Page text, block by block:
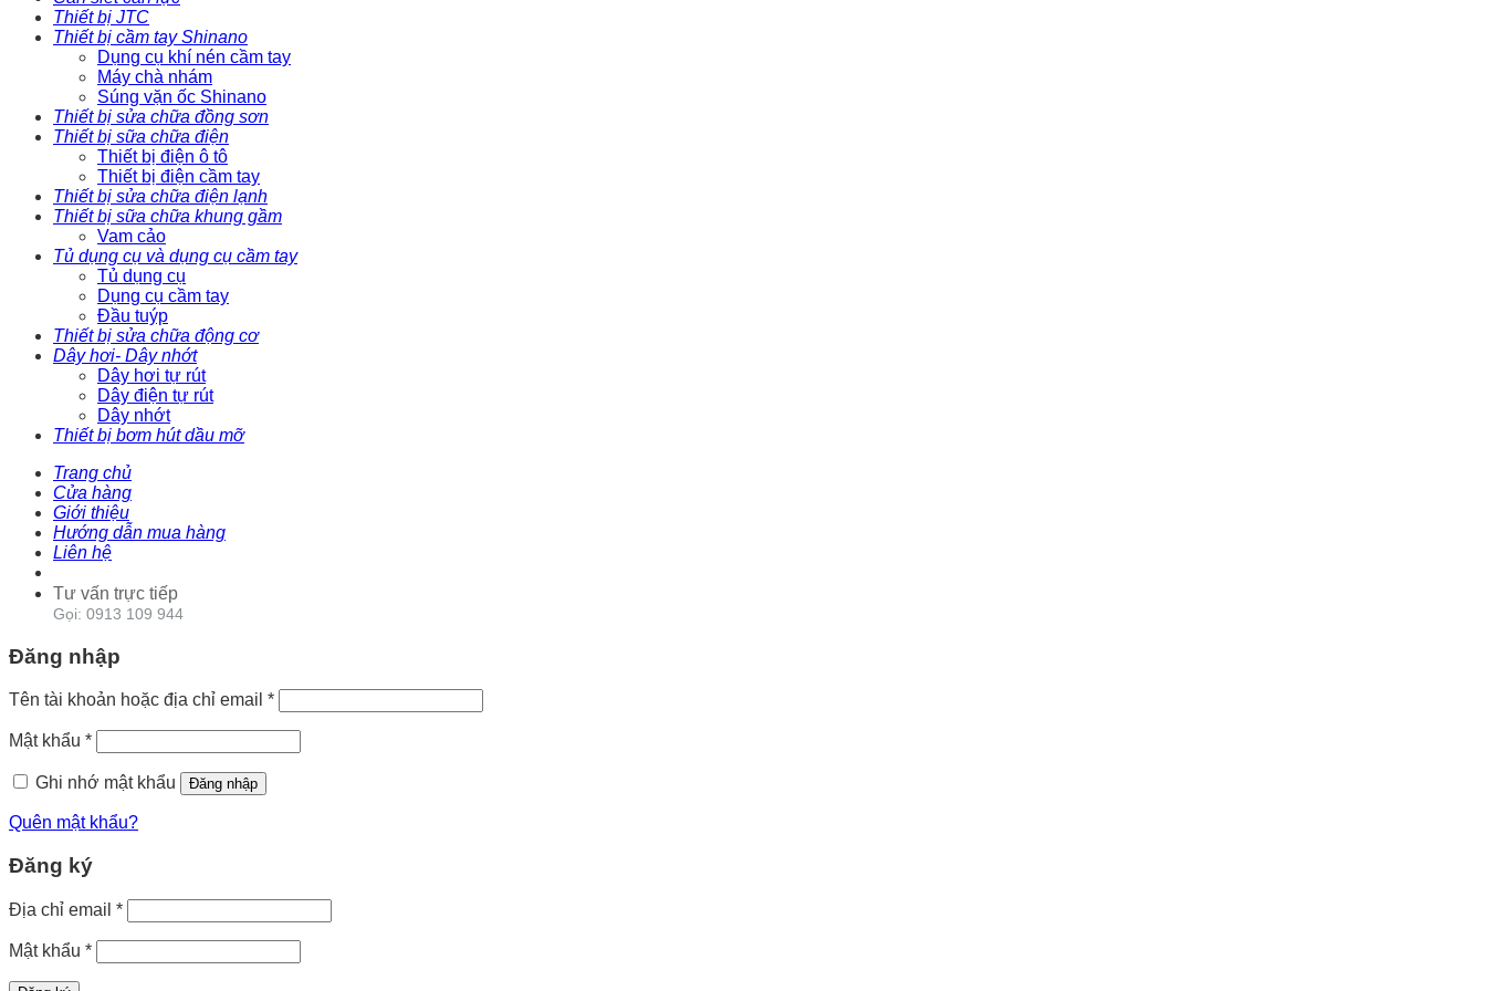
Thiết bị JTC
Thiết bị cầm tay Shinano
Dụng cụ khí nén cầm tay
Máy chà nhám
Súng vặn ốc Shinano
Thiết bị sửa chữa đồng sơn
Thiết bị sữa chữa điện
Thiết bị điện ô tô
Thiết bị điện cầm tay
Thiết bị sửa chữa điện lạnh
Thiết bị sữa chữa khung gầm
Vam cảo
Tủ dụng cụ và dụng cụ cầm tay
Tủ dụng cụ
Dụng cụ cầm tay
Đầu tuýp
Thiết bị sửa chữa động cơ
Dây hơi- Dây nhớt
Dây hơi tự rút
Dây điện tự rút
Dây nhớt
Thiết bị bơm hút dầu mỡ
Trang chủ
Cửa hàng
Giới thiệu
Hướng dẫn mua hàng
Liên hệ
Tư vấn trực tiếp
Gọi: 0913 109 944
Đăng nhập
Tên tài khoản hoặc địa chỉ email *
Mật khẩu *
Ghi nhớ mật khẩu Đăng nhập
Quên mật khẩu?
Đăng ký
Địa chỉ email *
Mật khẩu *